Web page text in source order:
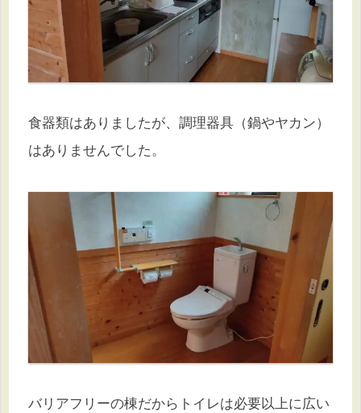
食器類はありましたが、調理器具（鍋やヤカン）
はありませんでした。
バリアフリーの棟だからトイレは必要以上に広い